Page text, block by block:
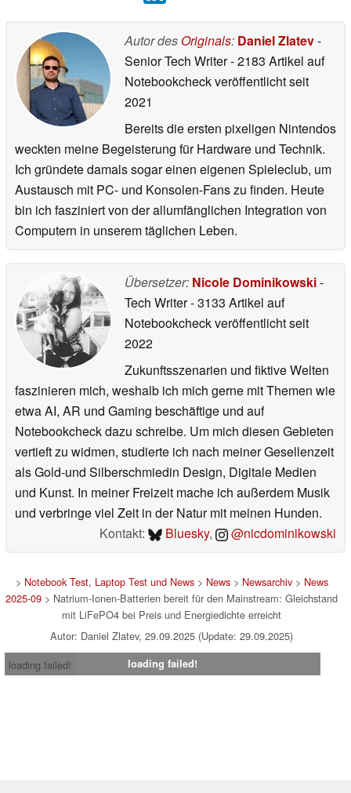
Autor des Originals: Daniel Zlatev-
Senior Tech Writer- 2183 Artikel auf
Notebookcheck veröffentlichtseit
2021
Bereits die ersten pixeligen Nintendos
weckten meine Begeisterung für Hardware und Technik.
Ich gründete damals sogar einen eigenen Spieleclub, um
Austausch mit PC- und Konsolen-Fans zu finden. Heute
bin ich fasziniert von der allumfänglichen Integration von
Computern in unserem täglichen Leben.
Übersetzer: Nicole Dominikowski-
Tech Writer- 3133 Artikel auf
Notebookcheck veröffentlichtseit
2022
Zukunftsszenarien und fiktive Welten
faszinieren mich, weshalb ich mich gerne mit Themen wie
etwa AI, AR und Gaming beschäftige und auf
Notebookcheck dazu schreibe. Um mich diesen Gebieten
vertieft zu widmen, studierte ich nach meiner Gesellenzeit
als Gold-und Silberschmiedin Design, Digitale Medien
und Kunst. In meiner Freizeit mache ich außerdem Musik
und verbringe viel Zeit in der Natur mit meinen Hunden.
Kontakt:
Bluesky, @nicdominikowski
> Notebook Test, Laptop Test und News> News> Newsarchiv> News
2025-09 > Natrium-Ionen-Batterien bereit für den Mainstream: Gleichstand
mit LiFePO4 bei Preis und Energiedichte erreicht
Autor: Daniel Zlatev, 29.09.2025 (Update: 29.09.2025)
loading failed!
loading failed!